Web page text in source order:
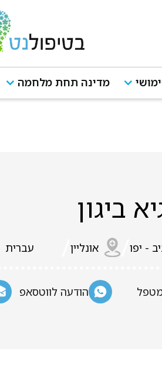
מדינה תחת מלחמה
ביגון
- יפו אונליין עברית
הודעה לווטסאפ